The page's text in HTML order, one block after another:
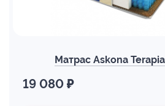
Матрас Askona
19 080 ₽